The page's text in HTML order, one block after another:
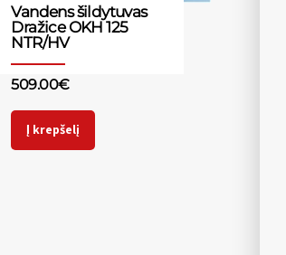
Vandens šildytuvas
Dražice OKH 125
NTR/HV
509.00€
Į krepšelį